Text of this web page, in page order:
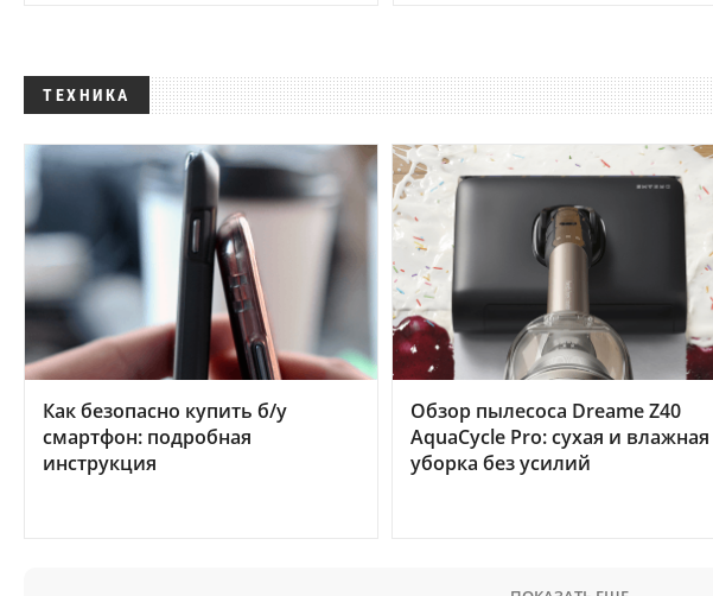
ТЕХНИКА
Как безопасно купить б/у
смартфон: подробная
инструкция
Обзор пылесоса Dreame Z40
AquaCycle Pro: сухая и влажная
уборка без усилий